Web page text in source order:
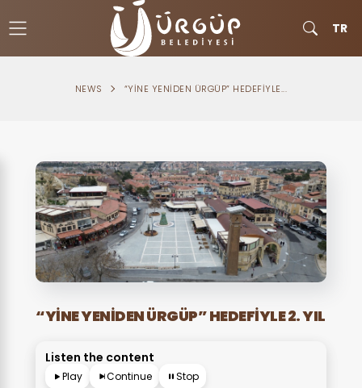
TR
NEWS “YINE YENIDEN ÜRGÜP” HEDEFIYLE...
“YINE YENIDEN ÜRGÜP” HEDEFIYLE 2. YIL
Listen the content
Play Continue Stop